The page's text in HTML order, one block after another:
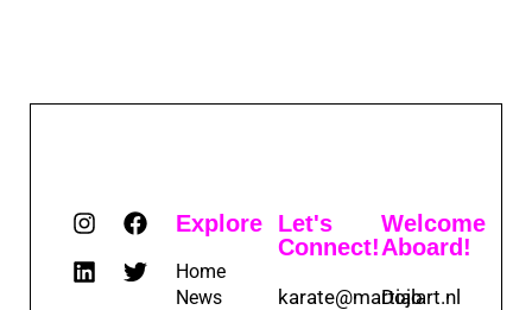
Explore
Home
News
Let's
Connect!
karate@martialart.nl
Welcome
Aboard!
Dojo